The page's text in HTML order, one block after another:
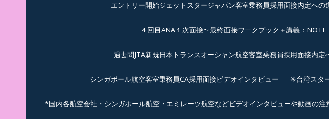
エントリー開始ジェットスタージャパン客室乗務員採用面接内定への
４回目ANA１次面接〜最終面接ワークブック＋講義：NOTE
過去問JTA新既日本トランスオーシャン航空客室乗務員採用面接内定
シンガポール航空客室乗務員CA採用面接ビデオインタビュー ✳︎台湾スタ
*国内各航空会社・シンガポール航空・エミレーツ航空などビデオインタビューや動画の注